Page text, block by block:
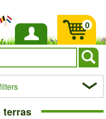
Inloggen
0
terras